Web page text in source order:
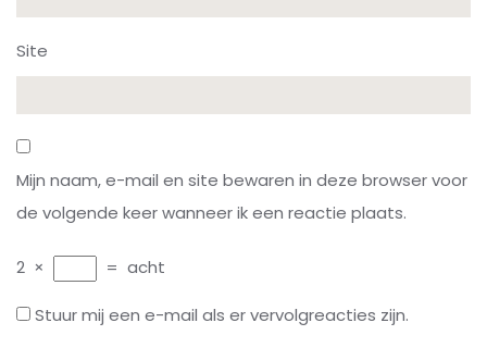
Site
Mijn naam, e-mail en site bewaren in deze browser voor
de volgende keer wanneer ik een reactie plaats.
2 × = acht
Stuur mij een e-mail als er vervolgreacties zijn.